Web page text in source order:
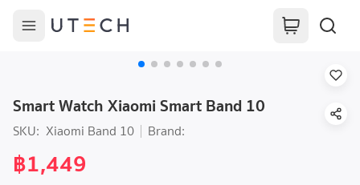
Smart Watch Xiaomi Smart Band 10
SKU: Xiaomi Band 10 Brand:
฿1,449